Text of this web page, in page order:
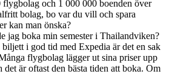
och 1 000 000 boenden över
bolag, bo var du vill och spara
kan man önska?
jag boka min semester i Thailandviken?
i god tid med Expedia är det en sak
flygbolag lägger ut sina priser upp
är oftast den bästa tiden att boka. Om